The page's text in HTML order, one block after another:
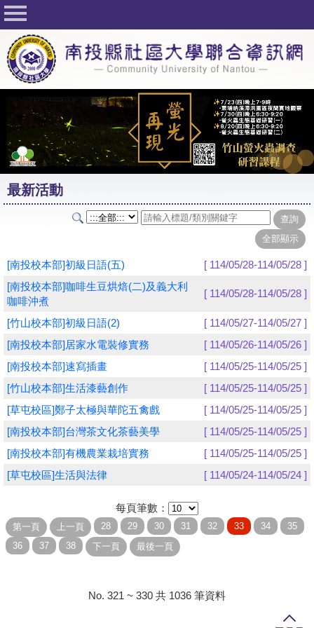
回首頁
關於社大
公佈欄
行事曆
最新活動
活動花絮
課程一覽表
志工與社團
友站連結
網路選課
學員專區
教師專區
評委專區
校務行政
最新活動
[南投校本部]初級日語(五)
[ 114/05/28-114/05/28 ]
[南投校本部]咖啡生豆烘焙(二)及義大利
咖啡沖煮
[ 114/05/28-114/05/28 ]
[竹山校本部]初級日語(2)
[ 114/05/27-114/05/27 ]
[南投校本部]居家水電裝修實務
[ 114/05/26-114/05/26 ]
[南投校本部]速寫插畫
[ 114/05/25-114/05/25 ]
[竹山校本部]生活漆藝創作
[ 114/05/25-114/05/25 ]
[草屯校區]鄭子太極與華陀五禽戲
[ 114/05/25-114/05/25 ]
[南投校本部]台灣茶文化茶藝美學
[ 114/05/25-114/05/25 ]
[南投校本部]有機農業栽培實務
[ 114/05/25-114/05/25 ]
[草屯校區]生活與法律
[ 114/05/24-114/05/24 ]
每頁筆數：
No. 321 ~ 330 共 1036 筆資料